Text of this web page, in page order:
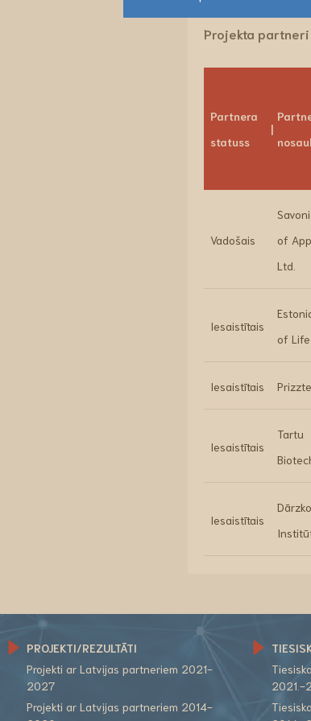
Projekta partneri
Partnera
statuss
Vadošais
of
Ltd.
Iesaistītais
of
Iesaistītais
Iesaistītais
Tartu
Iesaistītais
PROJEKTI/REZULTĀTI
Projekti ar Latvijas partneriem 2021-
2027
Projekti ar Latvijas partneriem 2014-
2021.-